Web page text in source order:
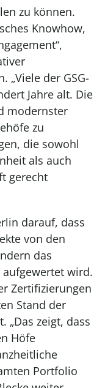
zu können.
Knowhow,
„Viele der GSG-
Jahre alt. Die
modernster
zu
die sowohl
als auch
gerecht
darauf, dass
von den
das
wird.
Zertifizierungen
Stand der
„Das zeigt, dass
Höfe
Portfolio